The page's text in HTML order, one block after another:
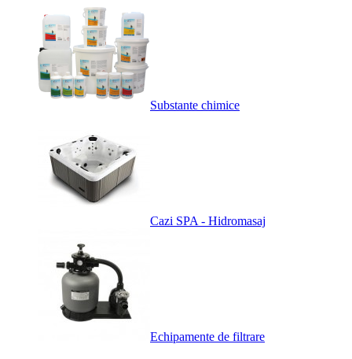
Substante chimice
Cazi SPA - Hidromasaj
Echipamente de filtrare